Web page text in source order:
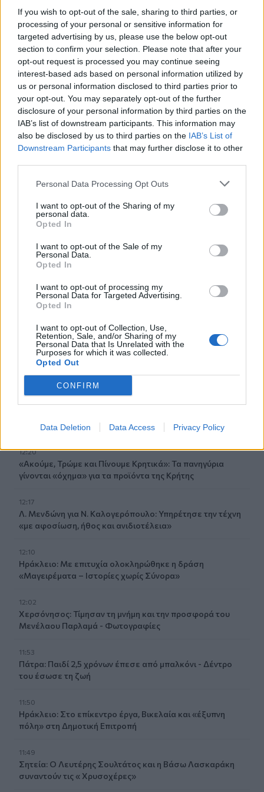
If you wish to opt-out of the sale, sharing to third parties, or
processing of your personal or sensitive information for
targeted advertising by us, please use the below opt-out
section to confirm your selection. Please note that after your
opt-out request is processed you may continue seeing
interest-based ads based on personal information utilized by
us or personal information disclosed to third parties prior to
your opt-out. You may separately opt-out of the further
disclosure of your personal information by third parties on the
IAB’s list of downstream participants. This information may
also be disclosed by us to third parties on the IAB’s List of
Downstream Participants that may further disclose it to other
Personal Data Processing Opt Outs
I want to opt-out of the Sharing of my
personal data.
Opted In
I want to opt-out of the Sale of my
Personal Data.
Opted In
I want to opt-out of processing my
Personal Data for Targeted Advertising.
Opted In
I want to opt-out of Collection, Use,
Retention, Sale, and/or Sharing of my
Personal Data that Is Unrelated with the
Purposes for which it was collected.
Opted Out
CONFIRM
Data Deletion Data Access Privacy Policy
Σελιδοποίηση
Προηγούμενη σελίδα
Current page
Next page
Ροή ειδήσεων Δημοφιλή
12:56
Έρχονται νέες προσλήψεις στο Λιμενικό - "Ενισχύσαμε
Αφροδίτη Νέστορα: Η σπαρακτική ανάρτηση για τη
μητέρα της που χάθηκε στην εμπρηστική επίθεση
Μαρινάκης για Αλ. Τσίπρα: Η συλλογική μνήμη δεν σβήνει
Κικίλιας: «Έρχονται 420 νέες προσλήψεις στο Λιμενικό
Σώμα»
Νέο ρεκόρ για την "Οδύσσεια" - Η πιο επιτυχημένη ταινία
του Νόλαν
μάχη με τις εστίες - Βίντεο & φωτογραφίες
12:20
«Ακούμε, Τρώμε και Πίνουμε Κρητικά»: Τα πανηγύρια
γίνονται «όχημα» για τα προϊόντα της Κρήτης
12:17
Λ. Μενδώνη για Ν. Καλογερόπουλο: Υπηρέτησε την τέχνη
«με αφοσίωση, ήθος και ανιδιοτέλεια»
12:10
Ηράκλειο: Με επιτυχία ολοκληρώθηκε η δράση
«Μαγειρέματα – Ιστορίες χωρίς Σύνορα»
12:02
Χερσόνησος: Τίμησαν τη μνήμη και την προσφορά του
Μενέλαου Παρλαμά - Φωτογραφίες
11:53
Πάτρα: Παιδί 2,5 χρόνων έπεσε από μπαλκόνι - Δέντρο
του έσωσε τη ζωή
11:50
Ηράκλειο: Στο επίκεντρο έργα, Βικελαία και «έξυπνη
πόλη» στη Δημοτική Επιτροπή
11:49
Σητεία: Ο Λευτέρης Σουλτάτος και η Βάσω Λασκαράκη
συναντούν τις « Χρυσοχέρες»